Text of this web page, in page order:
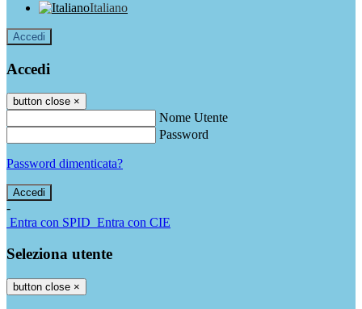
Italiano
Accedi
Accedi
button close ×
Nome Utente
Password
Password dimenticata?
-
Entra con SPID Entra con CIE
Seleziona utente
button close ×